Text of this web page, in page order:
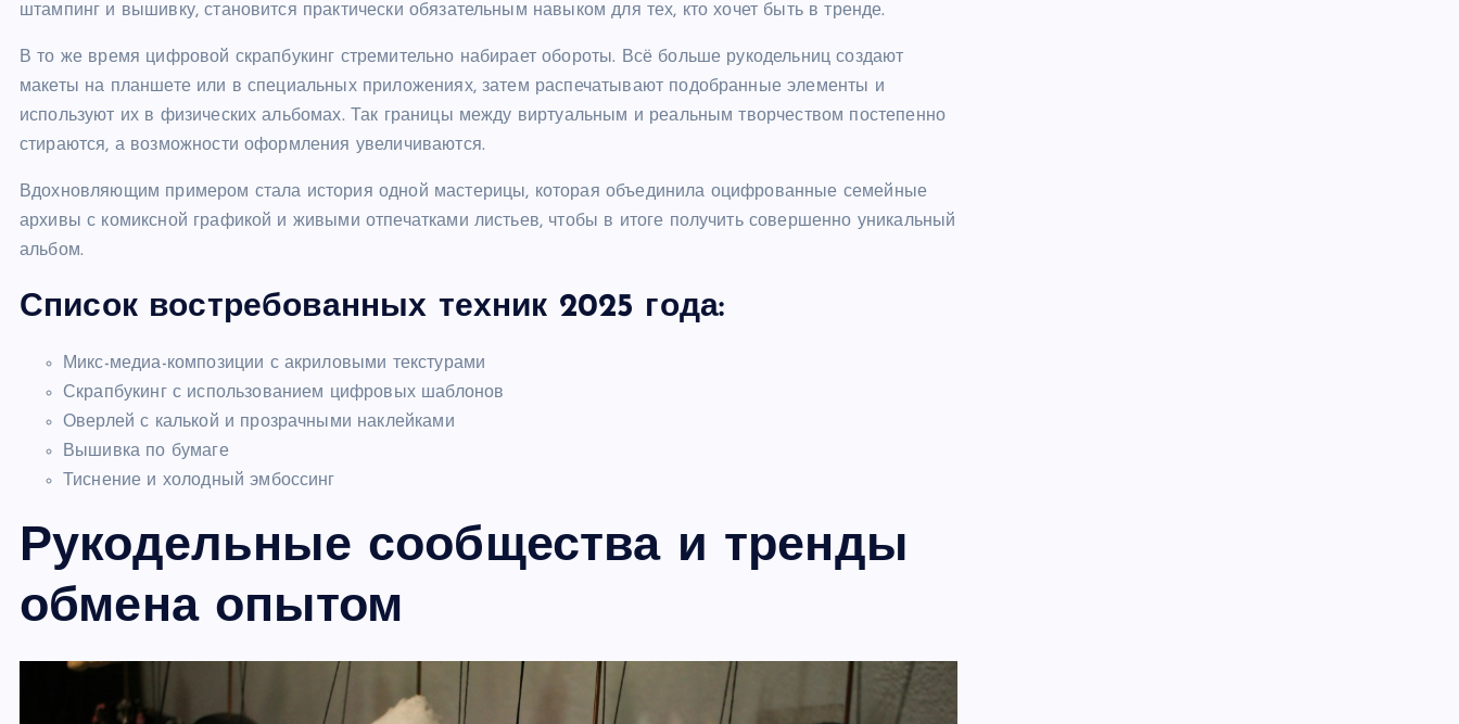
штампинг и вышивку, становится практически обязательным навыком для тех, кто хочет быть в тренде.
В то же время цифровой скрапбукинг стремительно набирает обороты. Всё больше рукодельниц создают
макеты на планшете или в специальных приложениях, затем распечатывают подобранные элементы и
используют их в физических альбомах. Так границы между виртуальным и реальным творчеством постепенно
стираются, а возможности оформления увеличиваются.
Вдохновляющим примером стала история одной мастерицы, которая объединила оцифрованные семейные
архивы с комиксной графикой и живыми отпечатками листьев, чтобы в итоге получить совершенно уникальный
альбом.
Список востребованных техник 2025 года:
Микс-медиа-композиции с акриловыми текстурами
Скрапбукинг с использованием цифровых шаблонов
Оверлей с калькой и прозрачными наклейками
Вышивка по бумаге
Тиснение и холодный эмбоссинг
Рукодельные сообщества и тренды
обмена опытом